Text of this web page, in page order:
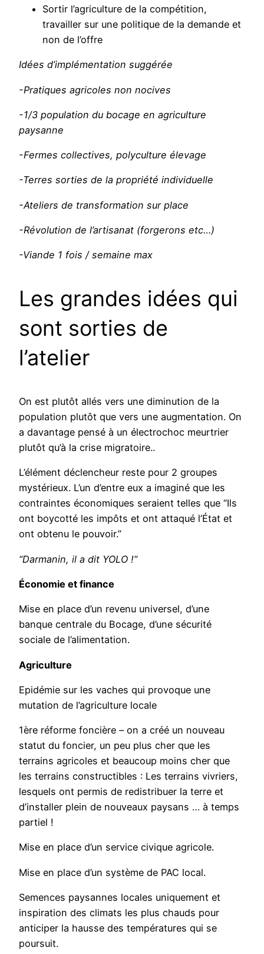
Sortir l’agriculture de la compétition,
travailler sur une politique de la demande et
non de l’offre
Idées d’implémentation suggérée
-Pratiques agricoles non nocives
-1/3 population du bocage en agriculture
paysanne
-Fermes collectives, polyculture élevage
-Terres sorties de la propriété individuelle
-Ateliers de transformation sur place
-Révolution de l’artisanat (forgerons etc…)
-Viande 1 fois / semaine max
Les grandes idées qui
sont sorties de
l’atelier
On est plutôt allés vers une diminution de la
population plutôt que vers une augmentation. On
a davantage pensé à un électrochoc meurtrier
plutôt qu’à la crise migratoire..
L’élément déclencheur reste pour 2 groupes
mystérieux. L’un d’entre eux a imaginé que les
contraintes économiques seraient telles que “Ils
ont boycotté les impôts et ont attaqué l’État et
ont obtenu le pouvoir.”
“Darmanin, il a dit YOLO !”
Économie et finance
Mise en place d’un revenu universel, d’une
banque centrale du Bocage, d’une sécurité
sociale de l’alimentation.
Agriculture
Epidémie sur les vaches qui provoque une
mutation de l’agriculture locale
1ère réforme foncière – on a créé un nouveau
statut du foncier, un peu plus cher que les
terrains agricoles et beaucoup moins cher que
les terrains constructibles : Les terrains vivriers,
lesquels ont permis de redistribuer la terre et
d’installer plein de nouveaux paysans … à temps
partiel !
Mise en place d’un service civique agricole.
Mise en place d’un système de PAC local.
Semences paysannes locales uniquement et
inspiration des climats les plus chauds pour
anticiper la hausse des températures qui se
poursuit.